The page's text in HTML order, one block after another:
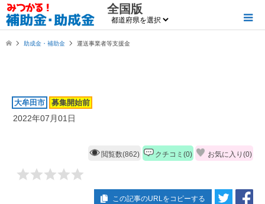
全国版
助成金・補助金 運送事業者等支援金
大牟田市 募集開始前
2022年07月01日
閲覧数(862) クチコミ(0) お気に入り(0)
この記事のURLをコピーする